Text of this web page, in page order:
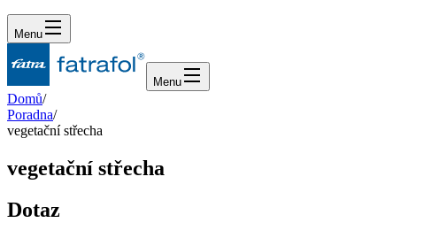
Menu
Menu
Domů/
Poradna/
vegetační střecha
vegetační střecha
Dotaz